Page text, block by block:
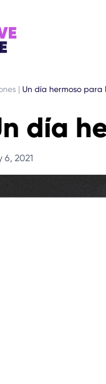
| Un día hermoso para
día
6, 2021